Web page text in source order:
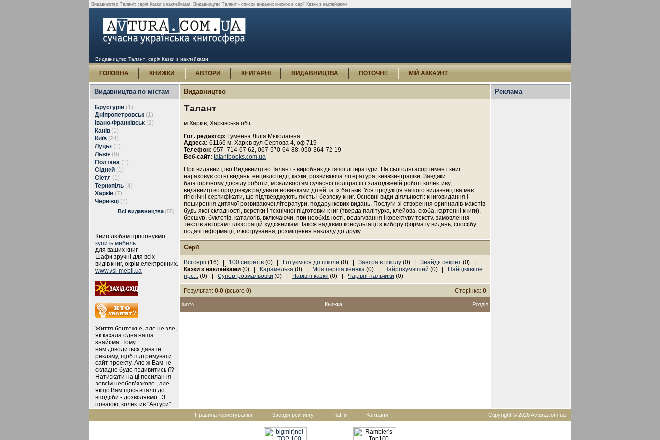
Видавництво Талант: серія Казки з наклейками. Видавництво Талант - список виданих книжок в серії Казки з наклейками
Видавництво Талант: серія Казки з наклейками
ГОЛОВНА КНИЖКИ АВТОРИ КНИГАРНІ ВИДАВНИЦТВА ПОТОЧНЕ МІЙ АККАУНТ
Видавництва по містам
Брустурів (1)
Дніпропетровськ (1)
Івано-Франківськ (2)
Канів (1)
Київ (24)
Луцьк (1)
Львів (9)
Полтава (1)
Сідней (1)
Сіетл (1)
Тернопіль (4)
Харків (7)
Чернівці (2)
Всі видавництва (55)
Книголюбам пропонуємо
купить мебель
для ваших книг.
Шафи зручні для всіх
видів книг, окрім електронних.
www.vsi-mebli.ua
Життя бентежне, але не зле,
як казала одна наша
знайома. Тому
нам доводиться давати
рекламу, щоб підтримувати
сайт проекту. Але ж Вам не
складно буде подивитись її?
Натискати на ці посилання
зовсім необов’язково , але
якщо Вам щось впало до
вподоби - дозволяємо . З
повагою, колектив "Автури".
Видавництво
Талант
м.Харків, Харківська обл.
Гол. редактор: Гуменна Лілія Миколаївна
Адреса: 61166 м. Харків вул Серпова 4, оф 719
Телефон: 057 -714-67-62, 067-570-64-88, 050-364-72-19
Веб-сайт: talantbooks.com.ua
Про видавництво Видавництво Талант - виробник дитячої літератури. На сьогодні асортимент книг
нараховує сотні видань: енциклопедії, казки, розвиваюча література, книжки-іграшки. Завдяки
багаторічному досвіду роботи, можливостям сучасної поліграфії і злагодженій роботі колективу,
видавництво продовжує радувати новинками дітей та їх батьків. Уся продукція нашого видавництва має
гігієнічні сертифікати, що підтверджують якість і безпеку книг. Основні види діяльності: книговидання і
поширення дитячої розвиваючої літератури, подарункових видань. Послуги зі створення оригіналів-макетів
будь-якої складності, верстки і технічної підготовки книг (тверда палітурка, клейова, скоба, картонні книги),
брошур, буклетів, каталогів, включаючи, при необхідності, редагування і коректуру тексту, замовлення
текстів авторам і ілюстрацій художникам. Також надаємо консультації з вибору формату видань, способу
подачі інформації, ілюстрування, розміщення накладу до друку.
Серії
Всі серії(16) | 100 секретів (0) | Готуємося до школи (0) | Завтра в школу (0) | Знайди секрет (0) |
Казки з наклейками (0) | Карамелька (0) | Моя перша книжка (0) | Найрозумніший (0) |
Найцікавіше
про... (0) | Супер-розмальовки (0) | Чарівні казки (0) | Чарівні пальчики (0)
Результат: 0-0 (всього 0) Сторінка: 0
Фото Книжка Розділ
Реклама
Правила користування Засади рейтингу ЧаПи Контакти Copyright © 2026 Avtura.com.ua